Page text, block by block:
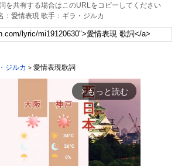
を共有する場合はこのURLをコピーしてください
：愛情表現 歌手：ギラ・ジルカ
ジルカ 愛情表現歌詞
arrow_forward_ios もっと読む